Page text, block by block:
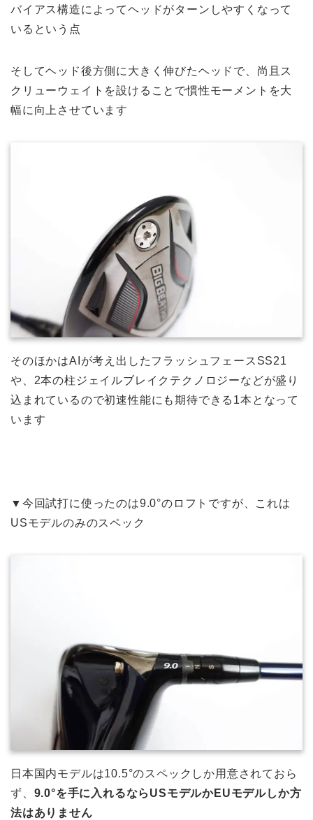
バイアス構造によってヘッドがターンしやすくなって
いるという点
そしてヘッド後方側に大きく伸びたヘッドで、尚且ス
クリューウェイトを設けることで慣性モーメントを大
幅に向上させています
そのほかはAIが考え出したフラッシュフェースSS21
や、2本の柱ジェイルブレイクテクノロジーなどが盛り
込まれているので初速性能にも期待できる1本となって
います
▼今回試打に使ったのは9.0°のロフトですが、これは
USモデルのみのスペック
日本国内モデルは10.5°のスペックしか用意されておら
ず、 9.0°を手に入れるならUSモデルかEUモデルしか方
法はありません